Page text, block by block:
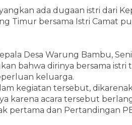
ada dugaan istri dari
Timur bersama Istri Camat
Desa Warung Bambu,
bahwa dirinya bersama
keluarga.
kegiatan tersebut,
karena acara tersebut
pertama dan Pertandingan